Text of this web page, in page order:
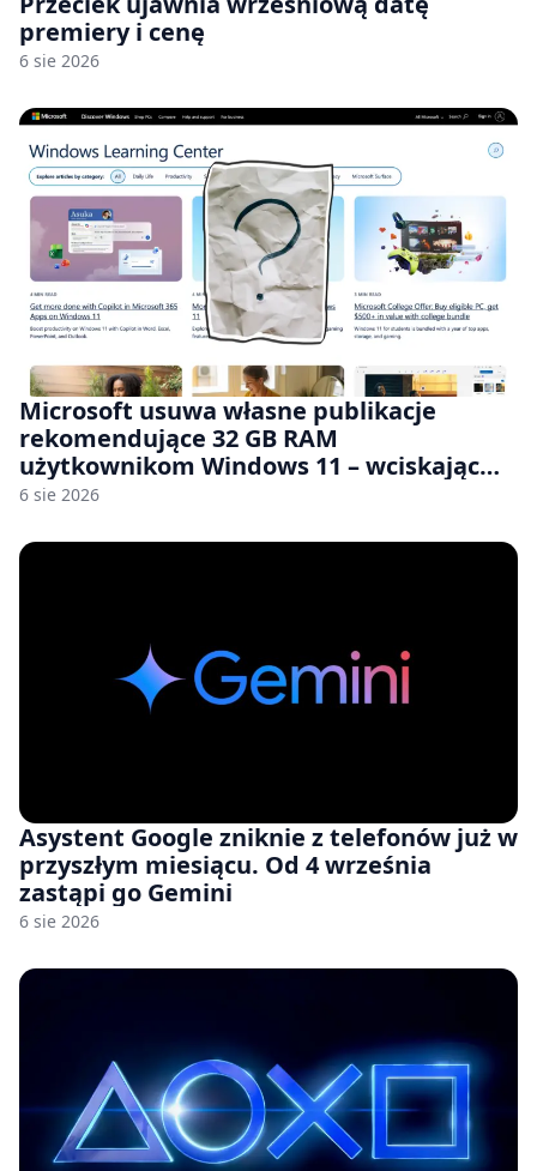
premiery i cenę
6 sie 2026
Microsoft usuwa własne publikacje
rekomendujące 32 GB RAM
użytkownikom Windows 11 – wciskając
nam przy tym komputery z 8 GB RAM po
6 sie 2026
Asystent Google zniknie z telefonów już w
przyszłym miesiącu. Od 4 września
zastąpi go Gemini
6 sie 2026